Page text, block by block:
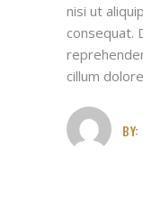
nisi ut
consequat.
cillum
BY: